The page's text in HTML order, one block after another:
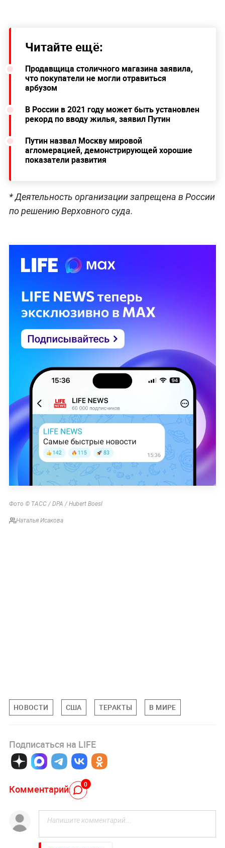
Читайте ещё:
Продавщица столичного магазина заявила,
что покупатели не могли отравиться
арбузом
В России в 2021 году может быть установлен
рекорд по вводу жилья, заявил Путин
Путин назвал Москву мировой
агломерацией, демонстрирующей хорошие
показатели развития
* Деятельность организации запрещена в России
по решению Верховного суда.
Фото © ТАСС / DPA / Hubert Boesl
Наталья Исакова
НОВОСТИ США ТЕРАКТЫ В МИРЕ
Подписаться на LIFE
Комментарий 0